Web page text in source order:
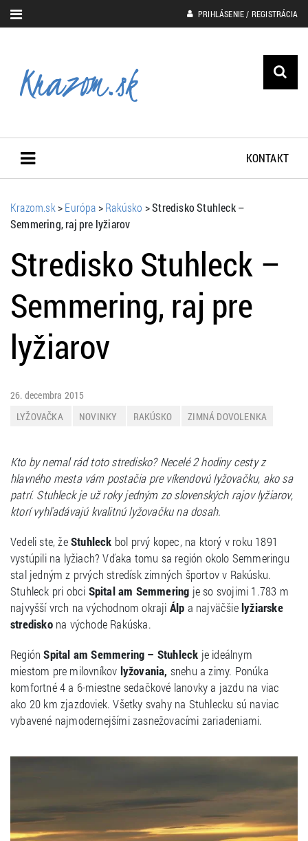
PRIHLÁSENIE / REGISTRÁCIA
KONTAKT
Krazom.sk>Európa>Rakúsko >Stredisko Stuhleck –
Semmering, raj pre lyžiarov
Stredisko Stuhleck –
Semmering, raj pre
lyžiarov
26. decembra 2015
LYŽOVAČKA
NOVINKY RAKÚSKO ZIMNÁ DOVOLENKA
Kto by nemal rád toto stredisko? Necelé 2 hodiny cesty z
hlavného mesta vám postačia pre víkendovú lyžovačku, ako sa
patrí. Stuhleck je už roky jedným zo slovenských rajov lyžiarov,
ktorí vyhľadávajú kvalitnú lyžovačku na dosah.
Vedeli ste, žeStuhleck bol prvý kopec, na ktorý v roku 1891
vystúpili na lyžiach? Vďaka tomu sa región okolo Semmeringu
stal jedným z prvých stredísk zimných športov v Rakúsku.
Stuhleck pri obci Spital am Semmering je so svojimi 1.783 m
najvyšší vrch na východnom okraji Álp a najväčšielyžiarske
strediskona východe Rakúska.
RegiónSpital am Semmering – Stuhleck je ideálnym
miestom pre milovníkov lyžovania, snehu a zimy. Ponúka
komfortné 4 a 6-miestne sedačkové lanovky a jazdu na viac
ako 20 km zjazdoviek. Všetky svahy na Stuhlecku sú naviac
vybavené najmodernejšími zasnežovacími zariadeniami.